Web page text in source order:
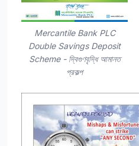
Mercantile Bank PLC
Double Savings Deposit
Scheme - দ্বিগুণবৃদ্ধি আমানত
প্রকল্প